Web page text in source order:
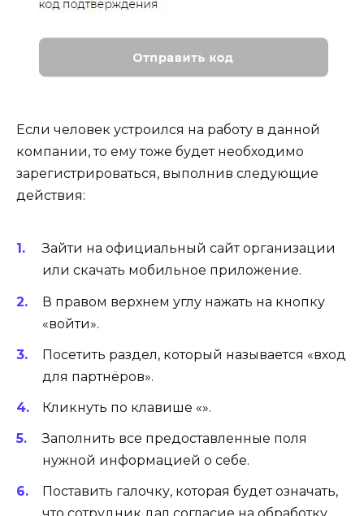
Если человек устроился на работу в данной
компании, то ему тоже будет необходимо
зарегистрироваться, выполнив следующие
действия:
Зайти на официальный сайт организации
или скачать мобильное приложение.
В правом верхнем углу нажать на кнопку
«войти».
Посетить раздел, который называется «вход
для партнёров».
Кликнуть по клавише «».
Заполнить все предоставленные поля
нужной информацией о себе.
Поставить галочку, которая будет означать,